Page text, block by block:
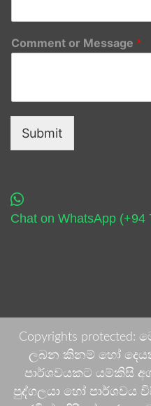
Comment or Message *
Submit
Chat on WhatsApp (+94
Copyrights
ලබන කිනම් හෝ
පාර්ශවයකට යම්කිසි
පුද්ගලයා හෝ පාර්ශවය